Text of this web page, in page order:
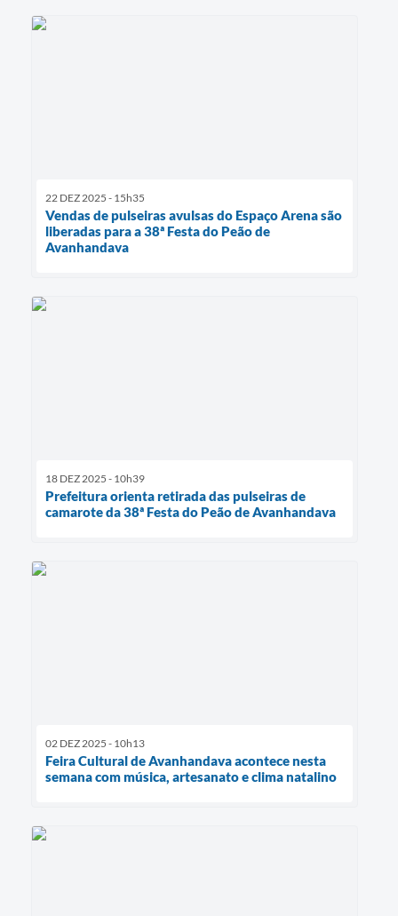
22 DEZ 2025 - 15h35
Vendas de pulseiras avulsas do Espaço Arena são
liberadas para a 38ª Festa do Peão de
Avanhandava
18 DEZ 2025 - 10h39
Prefeitura orienta retirada das pulseiras de
camarote da 38ª Festa do Peão de Avanhandava
02 DEZ 2025 - 10h13
Feira Cultural de Avanhandava acontece nesta
semana com música, artesanato e clima natalino